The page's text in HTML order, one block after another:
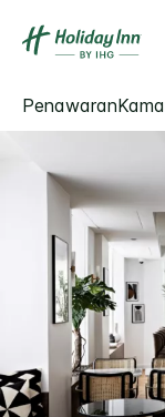
Penawaran